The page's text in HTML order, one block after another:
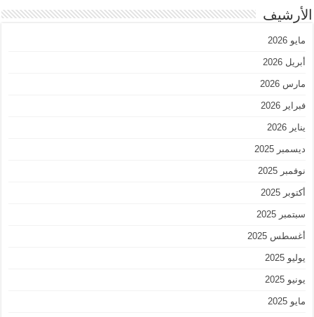
الأرشيف
مايو 2026
أبريل 2026
مارس 2026
فبراير 2026
يناير 2026
ديسمبر 2025
نوفمبر 2025
أكتوبر 2025
سبتمبر 2025
أغسطس 2025
يوليو 2025
يونيو 2025
مايو 2025